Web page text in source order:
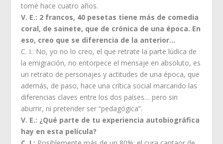
tomé hace cuatro años.
V. E.: 2 francos, 40 pesetas tiene más de comedia
coral, de sainete, que de crónica de una época. En
eso, creo que se diferencia de la anterior…
C. I.: No, yo no lo creo, el que retrate la parte lúdica de
la emigración, no entorpece el mensaje en absoluto, es
un retrato de personajes y actitudes de una época, que
además, de paso, hace una crítica social marcando las
diferencias claves entre los dos países… pero sin
aburrir, ni pretender ser “pedagógica”.
V. E.: ¿Qué parte de tu experiencia autobiográfica
hay en esta película?